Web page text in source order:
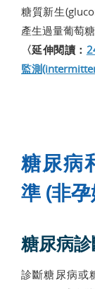
糖質新生
產生過量葡萄
〈延伸閱讀：
監測
糖尿病
準 (非
糖尿病
診斷糖尿病或